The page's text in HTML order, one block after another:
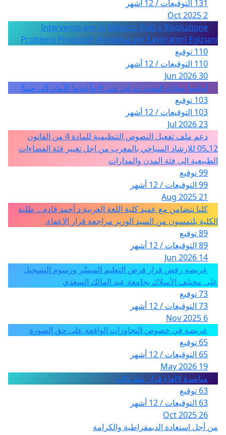
131 التوقيعات / 12 أشهر
2 Oct 2025
Intervento per lo Sblocco Visti e Risoluzione
Problemi Protocolli Almaviva per Lavoratori Egiziani
110 توقيع
110 التوقيعات / 12 أشهر
30 Jun 2026
أوقفوا معاناة المخدرات في حي H وأعيدوا الأمان إلى حينا!
103 توقيع
103 التوقيعات / 12 أشهر
23 Jul 2026
دعم ملف تفعيل النصوص التنظيمية للمادة 4 من القانون
12ـ05 للارشاد السياحي بالمغرب من اجل تغيير فئة الفضاءات
الطبيعية الى فئة المدن والمدارات
99 توقيع
99 التوقيعات / 12 أشهر
21 Aug 2025
كلنا نتضامن مع عميد كلية اللغة العربية د أحمد قادم... طلبة
الكلية يلتمسون من السيد الوزير مراجعة قرار الإعفاء.
89 توقيع
89 التوقيعات / 12 أشهر
14 Jun 2026
عريضة رفض قرار فرض التعليم الميسّر ورسوم التسجيل
على مختلف الأسلاك بجامعة عبد المالك السعدي
73 توقيع
73 التوقيعات / 12 أشهر
6 Nov 2025
عريضة في خصوص التجاوزات الواقعة على حق الصورة
65 توقيع
65 التوقيعات / 12 أشهر
19 May 2026
مناشدة لالغاء قرار عقد ثالث
63 توقيع
63 التوقيعات / 12 أشهر
26 Oct 2025
من أجل استعادة الديمقراطية والكرامة